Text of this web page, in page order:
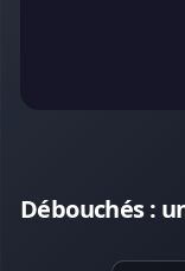
Débouchés :